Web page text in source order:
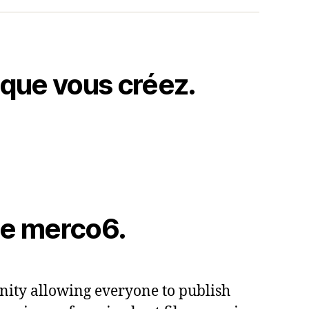
vous créez.
merco6.
allowing everyone to publish